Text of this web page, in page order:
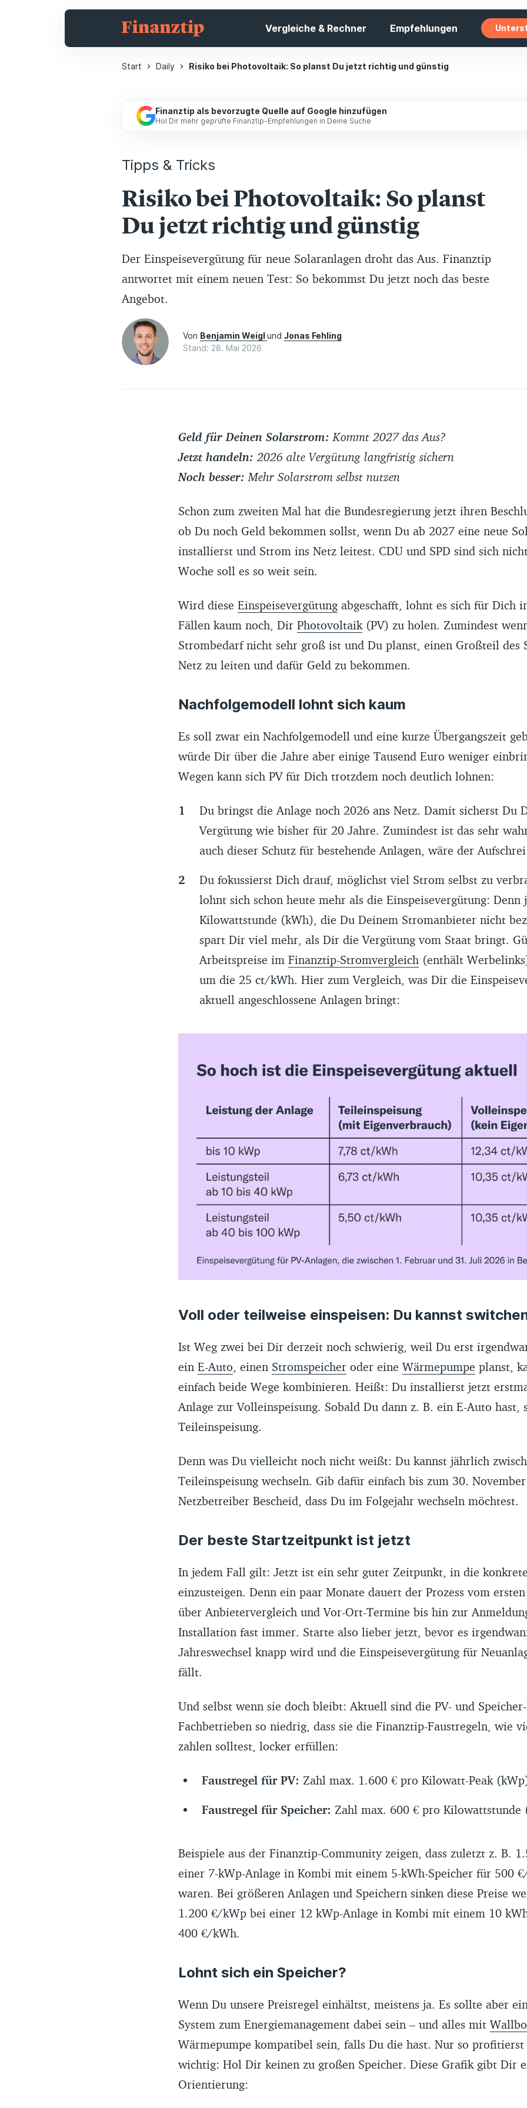
Vergleiche & Rechner Empfehlungen
Start Daily Risiko bei Photovoltaik: So planst Du jetzt richtig und günstig
Finanztip als bevorzugte Quelle auf Google hinzufügen
Hol Dir mehr geprüfte Finanztip-Empfehlungen in Deine Suche
Tipps & Tricks
Risiko bei Photovoltaik: So planst
Du jetzt richtig und günstig
Der Einspeisevergütung für neue Solaranlagen droht das Aus. Finanztip
antwortet mit einem neuen Test: So bekommst Du jetzt noch das beste
Angebot.
Von Benjamin WeiglundJonas Fehling
Stand: 28. Mai 2026
Geld für Deinen Solarstrom: Kommt 2027 das Aus?
Jetzt handeln: 2026 alte Vergütung langfristig sichern
Noch besser: Mehr Solarstrom selbst nutzen
Schon zum zweiten Mal hat die Bundesregierung jetzt ihren
ob Du noch Geld bekommen sollst, wenn Du ab 2027 eine neue
installierst und Strom ins Netz leitest. CDU und SPD sind sich
Woche soll es so weit sein.
Wird diese Einspeisevergütungabgeschafft, lohnt es sich für Dich
Fällen kaum noch, Dir Photovoltaik(PV) zu holen. Zumindest
Strombedarf nicht sehr groß ist und Du planst, einen Großteil des
Netz zu leiten und dafür Geld zu bekommen.
Nachfolgemodell lohnt sich kaum
Es soll zwar ein Nachfolgemodell und eine kurze Übergangszeit
würde Dir über die Jahre aber einige Tausend Euro weniger
Wegen kann sich PV für Dich trotzdem noch deutlich lohnen:
Du bringst die Anlage noch 2026 ans Netz. Damit sicherst Du
Vergütung wie bisher für 20 Jahre. Zumindest ist das sehr
auch dieser Schutz für bestehende Anlagen, wäre der
Du fokussierst Dich drauf, möglichst viel Strom selbst zu
lohnt sich schon heute mehr als die Einspeisevergütung: Denn
Kilowattstunde (kWh), die Du Deinem Stromanbieter nicht
spart Dir viel mehr, als Dir die Vergütung vom Staat bringt.
Arbeitspreise im Finanztip-Stromvergleich(enthält
um die 25 ct/kWh. Hier zum Vergleich, was Dir die
aktuell angeschlossene Anlagen bringt:
Voll oder teilweise einspeisen: Du kannst
Ist Weg zwei bei Dir derzeit noch schwierig, weil Du erst
ein E-Auto, einen Stromspeicheroder eine Wärmepumpe planst,
einfach beide Wege kombinieren. Heißt: Du installierst jetzt
Anlage zur Volleinspeisung. Sobald Du dann z. B. ein E-Auto hast,
Teileinspeisung.
Denn was Du vielleicht noch nicht weißt: Du kannst jährlich
Teileinspeisung wechseln. Gib dafür einfach bis zum 30.
Netzbetreiber Bescheid, dass Du im Folgejahr wechseln möchtest.
Der beste Startzeitpunkt ist jetzt
In jedem Fall gilt: Jetzt ist ein sehr guter Zeitpunkt, in die
einzusteigen. Denn ein paar Monate dauert der Prozess vom
über Anbietervergleich und Vor-Ort-Termine bis hin zur
Installation fast immer. Starte also lieber jetzt, bevor es
Jahreswechsel knapp wird und die Einspeisevergütung für
fällt.
Und selbst wenn sie doch bleibt: Aktuell sind die PV- und
Fachbetrieben so niedrig, dass sie die Finanztip-Faustregeln, wie
zahlen solltest, locker erfüllen:
Faustregel für PV: Zahl max. 1.600 € pro Kilowatt-Peak
Faustregel für Speicher: Zahl max. 600 € pro Kilowattstunde
Beispiele aus der Finanztip-Community zeigen, dass zuletzt z. B.
einer 7-kWp-Anlage in Kombi mit einem 5-kWh-Speicher für 500
waren. Bei größeren Anlagen und Speichern sinken diese Preise
1.200 €/kWp bei einer 12 kWp-Anlage in Kombi mit einem 10
400 €/kWh.
Lohnt sich ein Speicher?
Wenn Du unsere Preisregel einhältst, meistens ja. Es sollte aber
System zum Energiemanagement dabei sein – und alles mit
Wärmepumpe kompatibel sein, falls Du die hast. Nur so
wichtig: Hol Dir keinen zu großen Speicher. Diese Grafik gibt Dir
Orientierung: